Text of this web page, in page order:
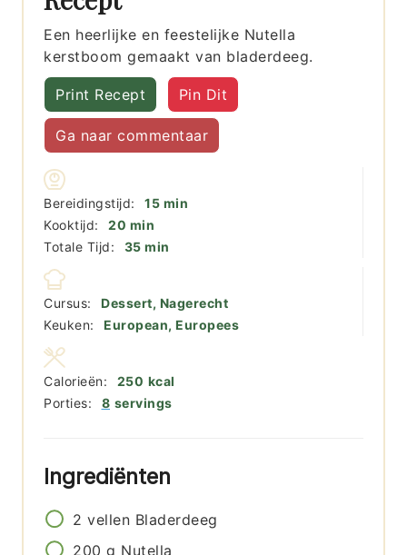
Een heerlijke en feestelijke Nutella
kerstboom gemaakt van bladerdeeg.
Print Recept Pin Dit
Ga naar commentaar
Bereidingstijd: 15minuten
min
Kooktijd:
20 minuten
min
Totale Tijd:
35minuten
min
Cursus:
Dessert, Nagerecht
Keuken:
European, Europees
Porties: 8 servings
Calorieën: 250 kcal
Ingrediënten
2 vellen Bladerdeeg
200 g Nutella